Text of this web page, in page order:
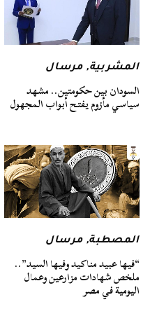
المشربية,مرسال
السودان بين حكومتين.. مشهد
سياسي مأزوم يفتح أبواب المجهول
المصطبة,مرسال
“فيها عبيد مناكيد وفيها السيد”..
ملخص شهادات مزارعين وعمال
اليومية في مصر